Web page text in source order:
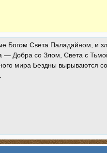
Богом Света Паладайном, и
— Добра со Злом, Света с
мира Бездны вырываются